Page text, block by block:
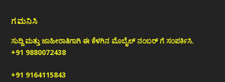
ಗಮನಿಸಿ
ಸುದ್ದಿ ಮತ್ತು ಜಾಹೀರಾತಿಗಾಗಿ ಈ ಕೆಳಗಿನ ಮೊಬೈಲ್ ನಂಬರ್ ಗೆ ಸಂಪರ್ಕಿಸಿ.
+91 9880072438
+91 9164115843